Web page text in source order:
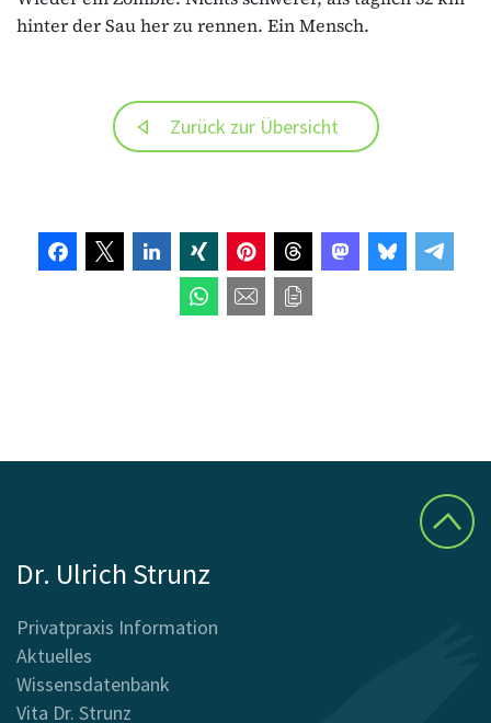
hinter der Sau her zu rennen. Ein Mensch.
Zurück zur Übersicht
Dr. Ulrich Strunz
Privatpraxis Information
Aktuelles
Wissensdatenbank
Vita Dr. Strunz